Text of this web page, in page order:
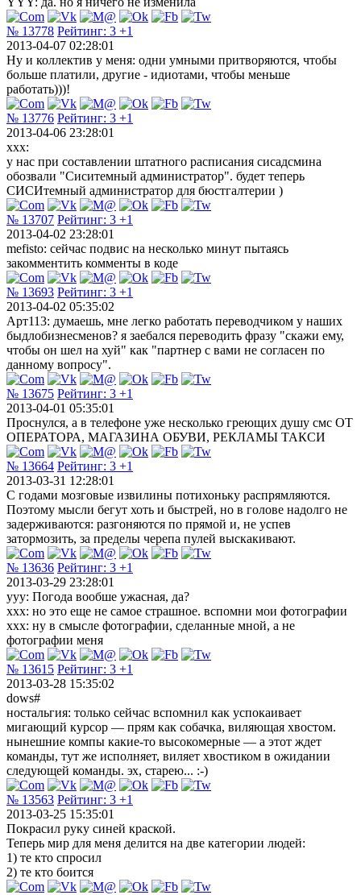
№ 13778 Рейтинг: 3 +1
2013-04-07 02:28:01
Ну и коллектив у меня: одни умными притворяются, чтобы
больше платили, другие - идиотами, чтобы меньше
работать)))!
№ 13776 Рейтинг: 3 +1
2013-04-06 23:28:01
xxx:
у нас при составлении штатного расписания сисадсмина
обозвали "Сиситемный администратор". будет теперь
СИСИтемный администратор для бюстгалтерии )
№ 13707 Рейтинг: 3 +1
2013-04-02 23:28:01
mefisto: сейчас подвис на несколько минут пытаясь
закомментить комменты в коде
№ 13693 Рейтинг: 3 +1
2013-04-02 05:35:02
Арт113: думаешь, мне легко работать переводчиком у наших
быдлобизнесменов? я заебался переводить фразу "скажи ему,
чтобы он шел на хуй" как "партнер с вами не согласен по
данному вопросу".
№ 13675 Рейтинг: 3 +1
2013-04-01 05:35:01
Проснулся, а в телефоне уже несколько греющих душу смс ОТ
ОПЕРАТОРА, МАГАЗИНА ОБУВИ, РЕКЛАМЫ ТАКСИ
№ 13664 Рейтинг: 3 +1
2013-03-31 12:28:01
С годами мозговые извилины потихоньку распрямляются.
Поэтому мысли бегут хоть и быстрей, но в голове надолго не
задерживаются: разгоняются по прямой и, не успев
затормозить, за пределы черепа пулей выскакивают.
№ 13636 Рейтинг: 3 +1
2013-03-29 23:28:01
yyy: Погода вообше ужасная, да?
xxx: но это еще не самое страшное. вспомни мои фотографии
xxx: ну в смысле фотографии, сделанные мной, а не
фотографии меня
№ 13615 Рейтинг: 3 +1
2013-03-28 15:35:02
dows#
ностальгия: только сейчас вспомнил как успокаивает
мигающий курсор — прям как собачка, виляющая хвостом.
нынешние компы какие-то высокомерные — а этот ждет
команды, тут же исполняет, виляет хвостиком в ожидании
следующей команды. эх, старею... :-)
№ 13563 Рейтинг: 3 +1
2013-03-25 15:35:01
Покрасил руку синей краской.
Теперь мир для меня делится на две категории людей:
1) те кто спросил
2) те кто боится